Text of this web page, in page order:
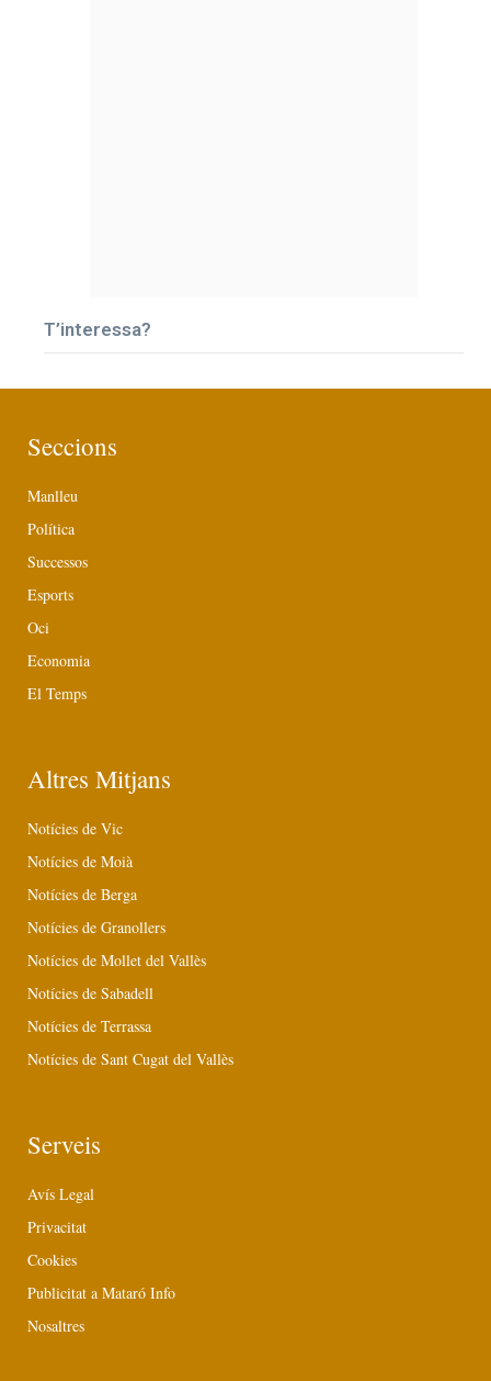
T’interessa?
Seccions
Manlleu
Política
Successos
Esports
Oci
Economia
El Temps
Altres Mitjans
Notícies de Vic
Notícies de Moià
Notícies de Berga
Notícies de Granollers
Notícies de Mollet del Vallès
Notícies de Sabadell
Notícies de Terrassa
Notícies de Sant Cugat del Vallès
Serveis
Avís Legal
Privacitat
Cookies
Publicitat a Mataró Info
Nosaltres